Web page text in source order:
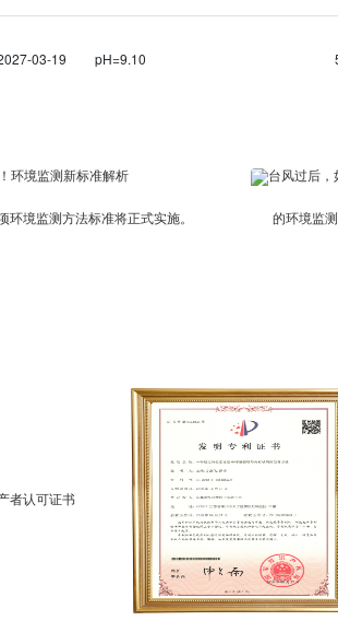
03-19 pH=9.10
环境监测方法标准将正式实施。 的环境监